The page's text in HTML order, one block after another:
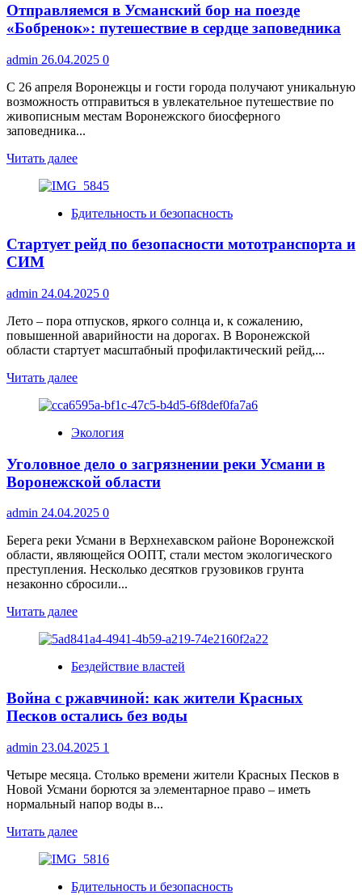
в
Воле:
Светлое
будущее
для
800
учеников
Отправляемся в Усманский бор на поезде
«Бобренок»: путешествие в сердце заповедника
admin 26.04.2025 0
С 26 апреля Воронежцы и гости города получают уникальную
возможность отправиться в увлекательное путешествие по
живописным местам Воронежского биосферного
заповедника...
Читать далееПрочитать
в
бор
«Бобренок»:
путешествие
в
сердце
заповедника
Бдительность и безопасность
Стартует рейд по безопасности мототранспорта и
СИМ
admin 24.04.2025 0
Лето – пора отпусков, яркого солнца и, к сожалению,
повышенной аварийности на дорогах. В Воронежской
области стартует масштабный профилактический рейд,...
Читать далееПрочитать
о
рейд
безопасности
мототранспорта
и
СИМ
Экология
Уголовное дело о загрязнении реки Усмани в
Воронежской области
admin 24.04.2025 0
Берега реки Усмани в Верхнехавском районе Воронежской
области, являющейся ООПТ, стали местом экологического
преступления. Несколько десятков грузовиков грунта
незаконно сбросили...
Читать далееПрочитать
о
дело
загрязнении
реки
Усмани
в
Воронежской
области
Бездействие властей
Война с ржавчиной: как жители Красных
Песков остались без воды
admin 23.04.2025 1
Четыре месяца. Столько времени жители Красных Песков в
Новой Усмани борются за элементарное право – иметь
нормальный напор воды в...
Читать далееПрочитать
с
Бдительность и безопасность